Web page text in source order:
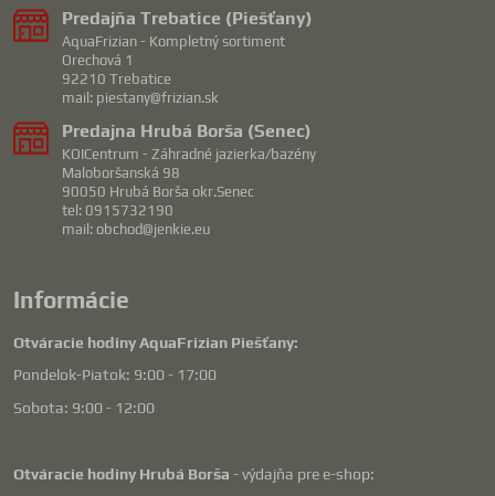
Predajňa Trebatice (Piešťany)
AquaFrizian - Kompletný sortiment
Orechová 1
92210 Trebatice
mail: piestany@frizian.sk
Predajna Hrubá Borša (Senec)
KOICentrum - Záhradné jazierka/bazény
Maloboršanská 98
90050 Hrubá Borša okr.Senec
tel: 0915732190
mail: obchod@jenkie.eu
Informácie
Otváracie hodiny AquaFrizian Piešťany:
Pondelok-Piatok: 9:00 - 17:00
Sobota: 9:00 - 12:00
Otváracie hodiny Hrubá Borša - výdajňa pre e-shop: